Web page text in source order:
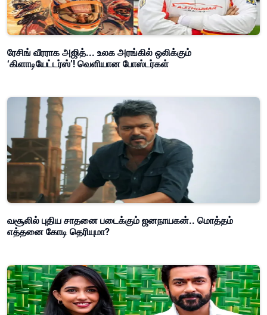
ரேசிங் வீரராக அஜித்... உலக அரங்கில் ஒலிக்கும்
‘கிளாடியேட்டர்ஸ்’! வெளியான போஸ்டர்கள்
வசூலில் புதிய சாதனை படைக்கும் ஜனநாயகன்.. மொத்தம்
எத்தனை கோடி தெரியுமா?